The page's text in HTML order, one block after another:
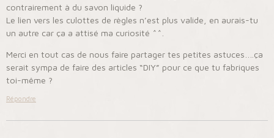
contrairement à du savon liquide ?
Le lien vers les culottes de règles n’est plus valide, en aurais-tu
un autre car ça a attisé ma curiosité ^^.
Merci en tout cas de nous faire partager tes petites astuces….ça
serait sympa de faire des articles “DIY” pour ce que tu fabriques
toi-même ?
Répondre